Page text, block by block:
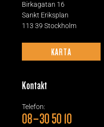
Birkagatan 16
Sankt Eriksplan
113 39 Stockholm
KARTA
Kontakt
Telefon:
08–30 50 10